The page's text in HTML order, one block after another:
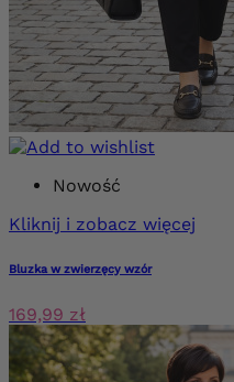
Nowość
Kliknij i zobacz więcej
Bluzka w zwierzęcy wzór
169,99 zł